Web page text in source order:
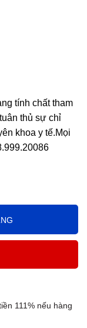
tính chất tham
thủ sự chỉ
khoa y tế.Mọi
111% nếu hàng